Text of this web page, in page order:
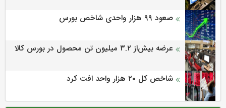
صعود ۹۹ هزار واحدی شاخص بورس
عرضه بیش‌از ۳.۲ میلیون تن محصول در بورس کالا
شاخص کل ۲۰ هزار واحد افت کرد